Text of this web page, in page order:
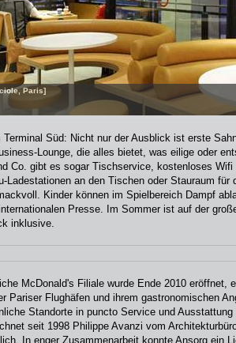
Paris]
Süd: Nicht nur der Ausblick ist erste
Lounge, die alles bietet, was eilige oder
Co. gibt es sogar Tischservice, kostenloses
Ladestationen an den Tischen oder Stauraum
Kinder können im Spielbereich Dampf
Presse. Im Sommer ist auf der
inklusive.
McDonald's Filiale wurde Ende 2010 eröffnet,
Pariser Flughäfen und ihrem gastronomischen
Standorte in puncto Service und
seit 1998 Philippe Avanzi vom
In enger Zusammenarbeit konnte Ansorg ein